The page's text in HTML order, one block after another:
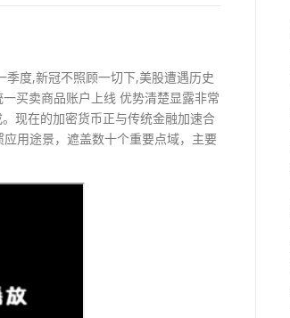
度,新冠不照顾一切下,美股遭遇历史
买卖商品账户上线 优势清楚显露非常
现在的加密货币正与传统金融加速合
用途景，遮盖数十个重要点域，主要